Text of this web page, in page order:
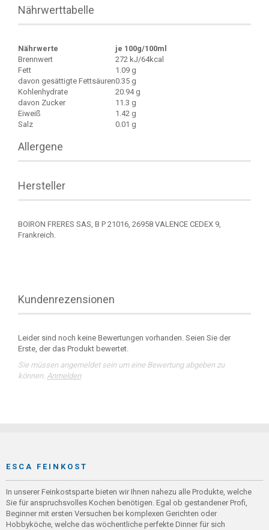
Nährwerttabelle
Nährwerte
je 100g/100ml
Brennwert
272 kJ/64kcal
Fett
1.09 g
davon gesättigte Fettsäuren0.35 g
Kohlenhydrate
20.94 g
davon Zucker
11.3 g
Eiweiß
1.42 g
Salz
0.01 g
Allergene
Hersteller
BOIRON FRERES SAS, B P 21016, 26958 VALENCE CEDEX 9,
Frankreich.
Kundenrezensionen
Leider sind noch keine Bewertungen vorhanden. Seien Sie der
Erste, der das Produkt bewertet.
Sie müssen angemeldet sein um eine Bewertung abgeben zu
können. Anmelden
ESCA FEINKOST
In unserer Feinkostsparte bieten wir Ihnen nahezu alle Produkte, welche
Sie für anspruchsvolles Kochen benötigen. Egal ob gestandener Profi,
Beginner mit ersten Versuchen bei komplexen Gerichten oder
Hobbyköche, welche das wöchentliche perfekte Dinner für sich